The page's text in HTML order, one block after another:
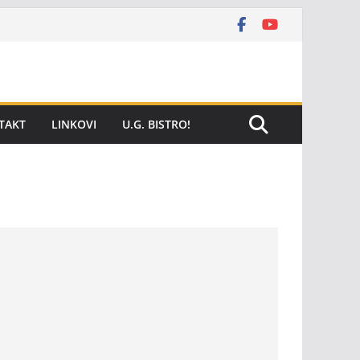
LINKOVI U.G. BISTRO!